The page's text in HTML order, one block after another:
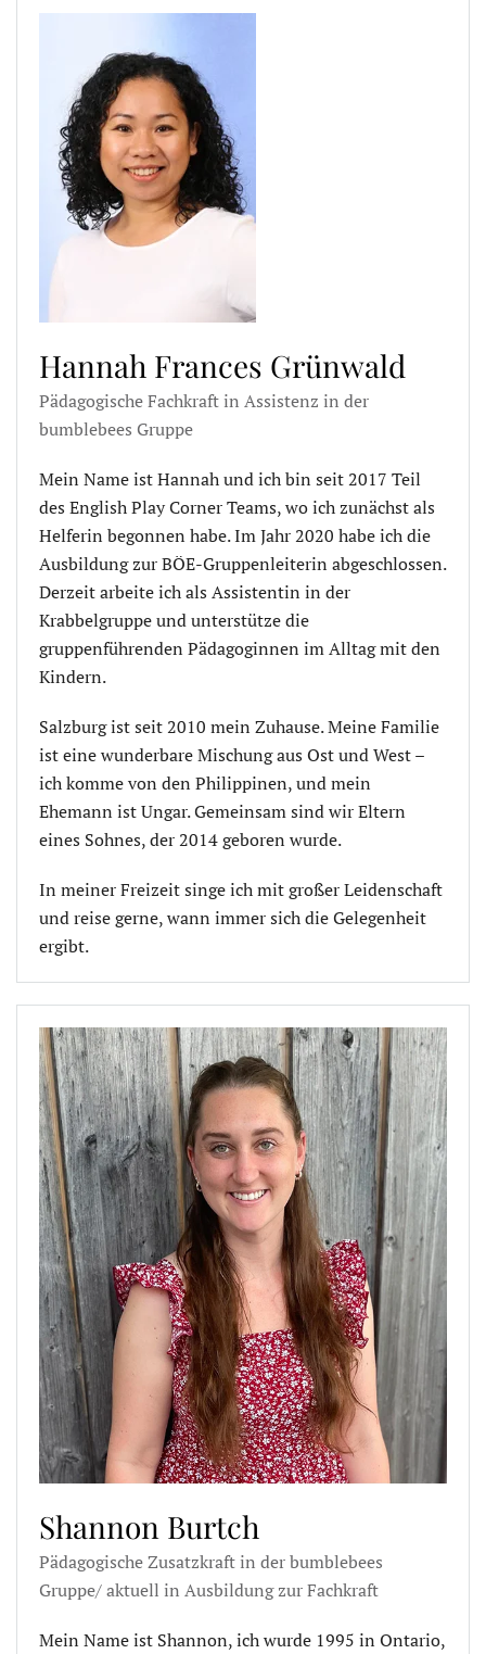
Hannah Frances Grünwald
Pädagogische Fachkraft in Assistenz in der
bumblebees Gruppe
Mein Name ist Hannah und ich bin seit 2017 Teil
des English Play Corner Teams, wo ich zunächst als
Helferin begonnen habe. Im Jahr 2020 habe ich die
Ausbildung zur BÖE-Gruppenleiterin abgeschlossen.
Derzeit arbeite ich als Assistentin in der
Krabbelgruppe und unterstütze die
gruppenführenden Pädagoginnen im Alltag mit den
Kindern.
Salzburg ist seit 2010 mein Zuhause. Meine Familie
ist eine wunderbare Mischung aus Ost und West –
ich komme von den Philippinen, und mein
Ehemann ist Ungar. Gemeinsam sind wir Eltern
eines Sohnes, der 2014 geboren wurde.
In meiner Freizeit singe ich mit großer Leidenschaft
und reise gerne, wann immer sich die Gelegenheit
ergibt.
Shannon Burtch
Pädagogische Zusatzkraft in der bumblebees
Gruppe/ aktuell in Ausbildung zur Fachkraft
Mein Name ist Shannon, ich wurde 1995 in Ontario,